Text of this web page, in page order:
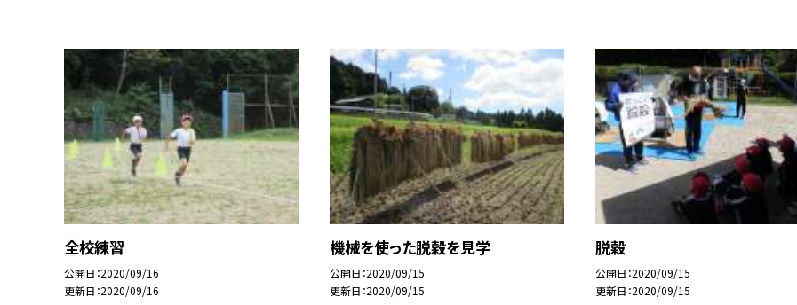
全校練習
公開日 2020/09/16
更新日 2020/09/16
機械を使った脱穀を見学
公開日 2020/09/15
更新日 2020/09/15
脱穀
公開日 2020/09/15
更新日 2020/09/15